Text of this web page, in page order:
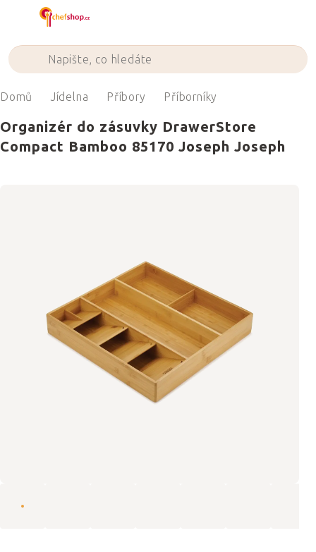
Domů Jídelna Příbory Příborníky
Organizér do zásuvky DrawerStore
Compact Bamboo 85170 Joseph Joseph